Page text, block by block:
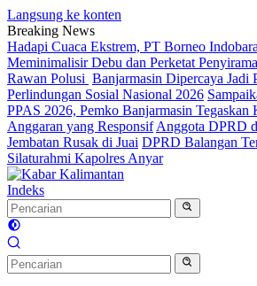
Langsung ke konten
Breaking News
Hadapi Cuaca Ekstrem, PT Borneo
Meminimalisir Debu dan Perketat
Rawan Polusi Banjarmasin Dipercaya Jadi
Perlindungan Sosial Nasional 2026
PPAS 2026, Pemko Banjarmasin Tegaskan
Anggaran yang Responsif Anggota DPRD
Jembatan Rusak di Juai DPRD Balangan
Silaturahmi Kapolres Anyar
Indeks